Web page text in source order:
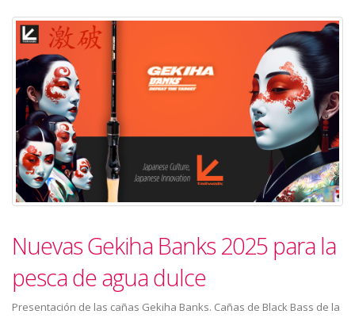
Nuevas Gekiha Banks 2025 para la
pesca de agua dulce
Presentación de las cañas Gekiha Banks. Cañas de Black Bass de la